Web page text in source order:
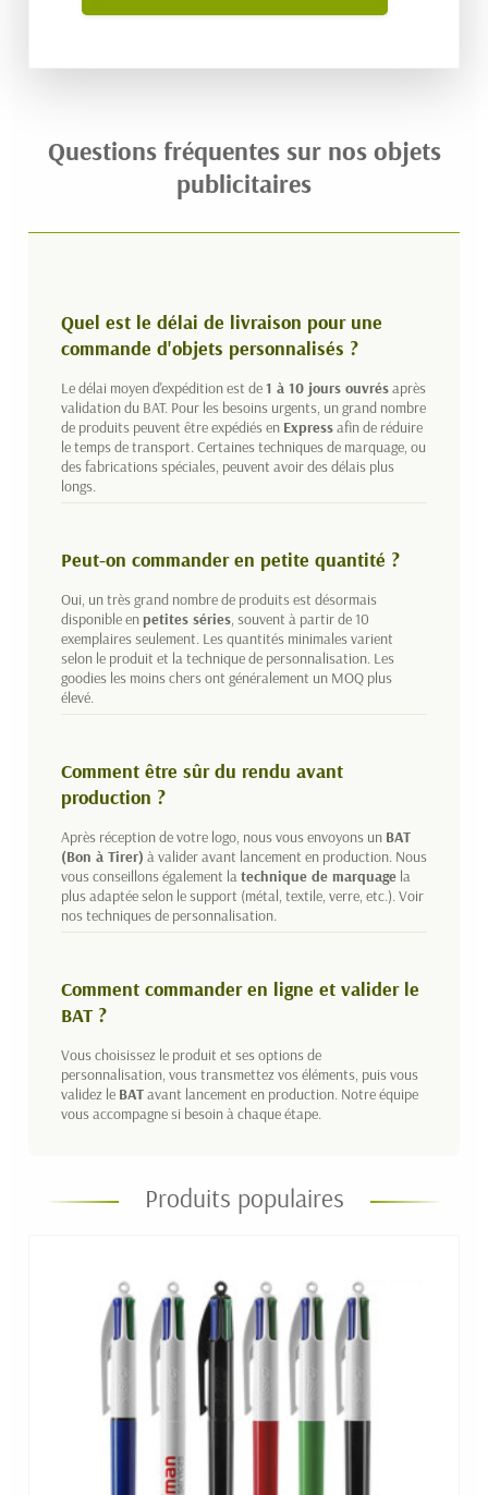
Questions fréquentes sur nos objets
publicitaires
Quel est le délai de livraison pour une
commande d'objets personnalisés ?
Le délai moyen d'expédition est de1 à 10 jours ouvrésaprès
validation du BAT. Pour les besoins urgents, un grand nombre
de produits peuvent être expédiés en Expressafin de réduire
le temps de transport. Certaines techniques de marquage, ou
des fabrications spéciales, peuvent avoir des délais plus
longs.
Peut-on commander en petite quantité ?
Oui, un très grand nombre de produits est désormais
disponible enpetites séries, souvent à partir de 10
exemplaires seulement. Les quantités minimales varient
selon le produit et la technique de personnalisation. Les
goodies les moins chers ont généralement un MOQ plus
élevé.
Comment être sûr du rendu avant
production ?
Après réception de votre logo, nous vous envoyons un BAT
(Bon à Tirer) à valider avant lancement en production. Nous
vous conseillons également latechnique de marquage la
plus adaptée selon le support (métal, textile, verre, etc.).Voir
nos techniques de personnalisation.
Comment commander en ligne et valider le
BAT ?
Vous choisissez le produit et ses options de
personnalisation, vous transmettez vos éléments, puis vous
validez le BATavant lancement en production. Notre équipe
vous accompagne si besoin à chaque étape.
Produits populaires